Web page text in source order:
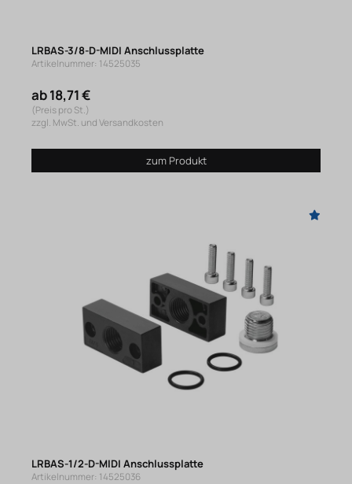
LRBAS-3/8-D-MIDI Anschlussplatte
Artikelnummer: 14525035
ab 18,71 €
(Preis pro St.)
zzgl. MwSt. und Versandkosten
zum Produkt
LRBAS-1/2-D-MIDI Anschlussplatte
Artikelnummer: 14525036